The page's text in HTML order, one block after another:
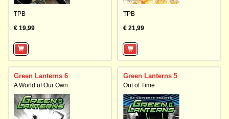
TPB
€ 19,99
TPB
€ 21,99
Green Lanterns 6
A World of Our Own
Green Lanterns 5
Out of Time